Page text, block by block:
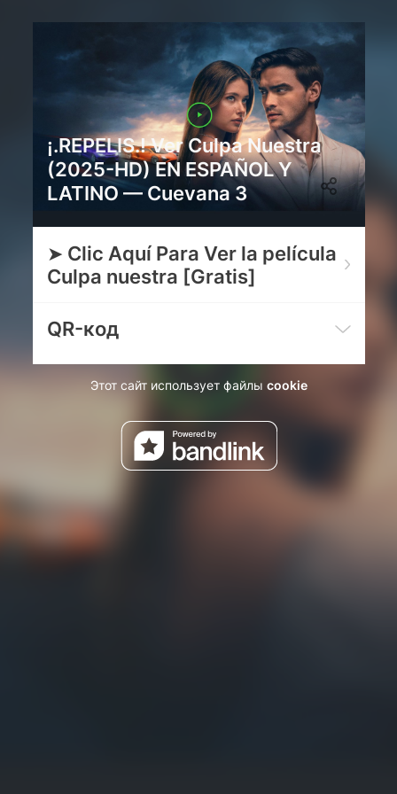
¡.REPELIS.! Ver Culpa Nuestra
(2025-HD) EN ESPAÑOL Y
LATINO — Cuevana 3
➤ Clic Aquí Para Ver la película
Culpa nuestra [Gratis]
QR-код
Этот сайт использует файлы cookie